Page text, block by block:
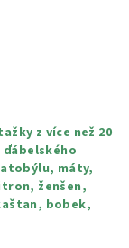
z více než 20
máty,
ženšen,
bobek,